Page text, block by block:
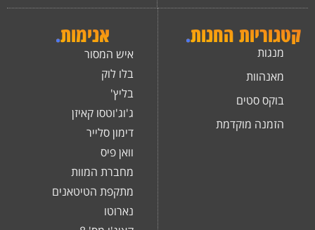
קטגוריות החנות.
מנגות
מאנהוות
בוקס סטים
הזמנה מוקדמת
אנימות.
איש המסור
בלו לוק
בליץ'
ג'וג'וטסו קאיזן
דימון סלייר
וואן פיס
מחברת המוות
מתקפת הטיטאנים
נארוטו